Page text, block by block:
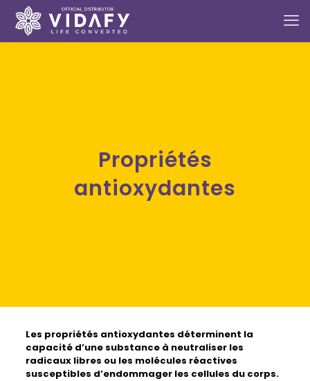
Propriétés
antioxydantes
Les propriétés antioxydantes déterminent la
capacité d’une substance à neutraliser les
radicaux libres ou les molécules réactives
susceptibles d’endommager les cellules du corps.